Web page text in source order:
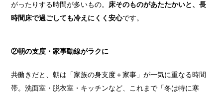
がったりする時間が多いもの。 床そのものがあたたかいと、長
時間床で過ごしても冷えにくく安心です。
②朝の支度・家事動線がラクに
共働きだと、朝は「家族の身支度＋家事」が一気に重なる時間
帯。洗面室・脱衣室・キッチンなど、これまで「冬は特に寒